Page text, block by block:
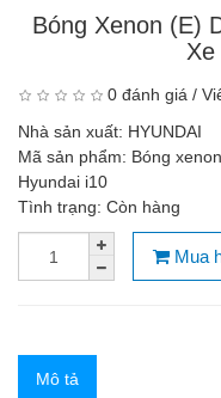
Bóng Xenon (E)
0 đánh giá /
Nhà sản xuất: HYUNDAI
Mã sản phẩm: Bóng
Hyundai i10
Tình trạng: Còn hàng
Mua
Mô tả